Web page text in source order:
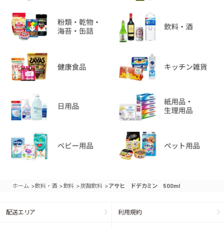
ホーム >飲料・酒 >飲料 > 炭酸飲料 >アサヒ ドデカミン 500ml
配送エリア 利用規約